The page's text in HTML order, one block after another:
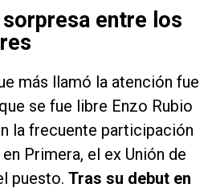
entre los
más llamó la atención fue
se fue libre Enzo Rubio
la frecuente participación
Primera, el ex Unión de
puesto. Tras su debut en